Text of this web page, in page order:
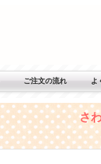
ご注文の流れ よ
さ